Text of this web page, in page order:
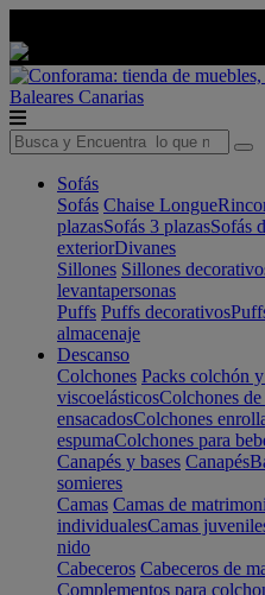
Baleares Canarias
Sofás
Sofás Chaise Longue
plazasSofás 3 plazasSofás
exteriorDivanes
Sillones Sillones
levantapersonas
Puffs Puffs decorativos
almacenaje
Descanso
Colchones Packs colchón
viscoelásticosColchones
ensacadosColchones
espumaColchones para
Canapés y bases Canapés
somieres
Camas Camas de
individualesCamas
nido
Cabeceros Cabeceros de
Complementos para